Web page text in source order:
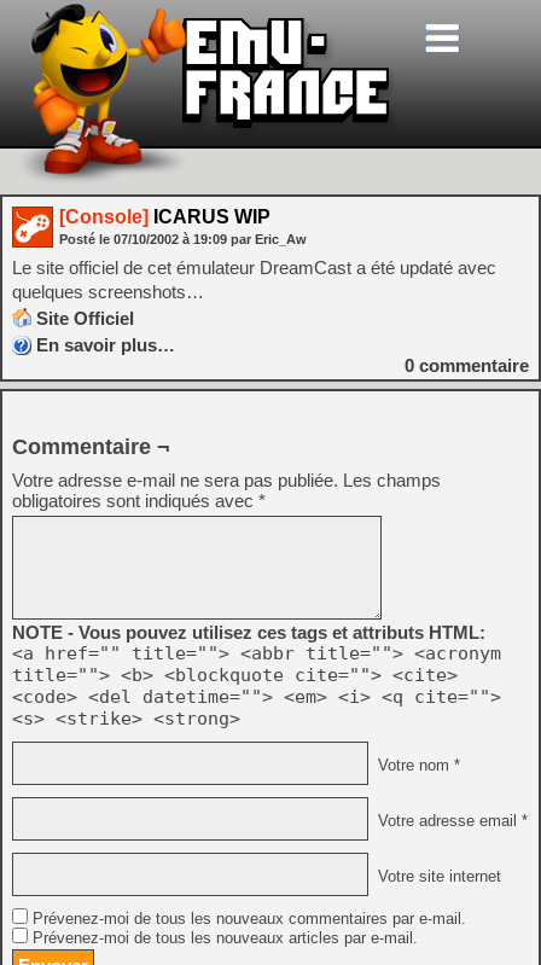
[Console] ICARUS WIP
Posté le 07/10/2002 à 19:09 par Eric_Aw
Le site officiel de cet émulateur DreamCast a été updaté avec
quelques screenshots…
Site Officiel
En savoir plus…
0 commentaire
Commentaire ¬
Votre adresse e-mail ne sera pas publiée. Les champs
obligatoires sont indiqués avec *
NOTE - Vous pouvez utilisez ces tags et attributs HTML:
<a href="" title=""> <abbr title=""> <acronym
title=""> <b> <blockquote cite=""> <cite>
<code> <del datetime=""> <em> <i> <q cite="">
<s> <strike> <strong>
Votre nom *
Votre adresse email *
Votre site internet
Prévenez-moi de tous les nouveaux commentaires par e-mail.
Prévenez-moi de tous les nouveaux articles par e-mail.